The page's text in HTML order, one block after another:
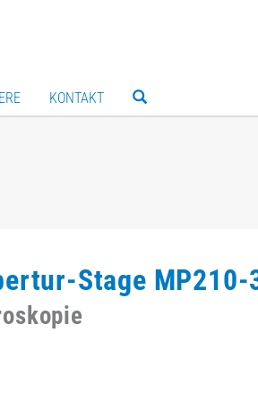
KONTAKT
Stage MP210-